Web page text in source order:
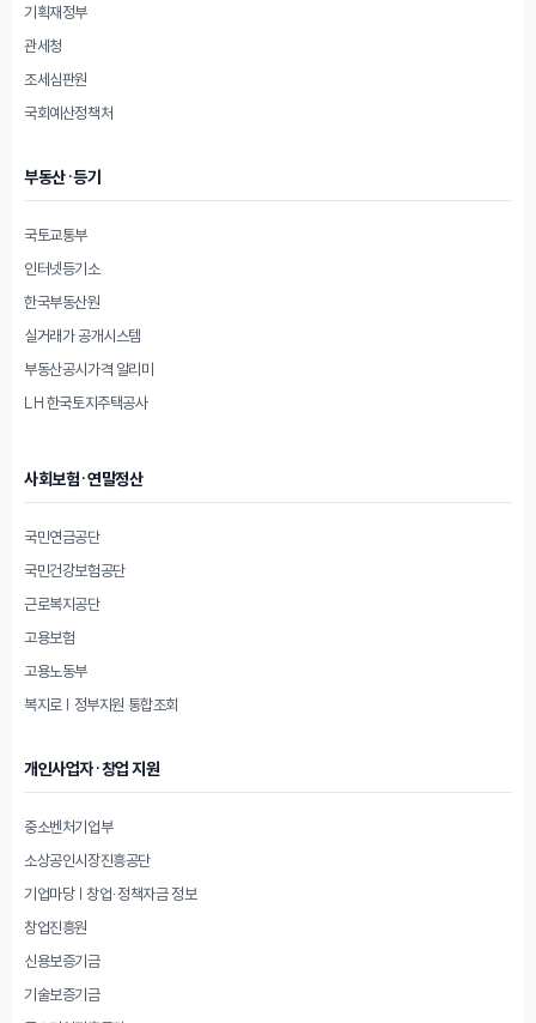
기획재정부
관세청
조세심판원
국회예산정책처
부동산·등기
국토교통부
인터넷등기소
한국부동산원
실거래가 공개시스템
부동산공시가격 알리미
LH 한국토지주택공사
사회보험·연말정산
국민연금공단
국민건강보험공단
근로복지공단
고용보험
고용노동부
복지로 | 정부지원 통합조회
개인사업자·창업 지원
중소벤처기업부
소상공인시장진흥공단
기업마당 | 창업·정책자금 정보
창업진흥원
신용보증기금
기술보증기금